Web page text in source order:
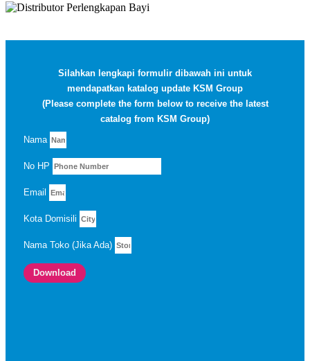
Silahkan lengkapi formulir dibawah ini untuk
mendapatkan katalog update KSM Group
(Please complete the form below to receive the latest
catalog from KSM Group)
Nama
No HP
Email
Kota Domisili
Nama Toko (Jika Ada)
Download